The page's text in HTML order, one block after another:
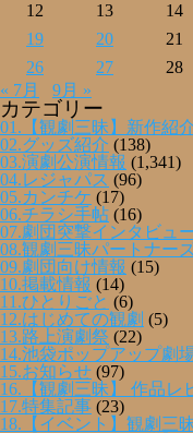
12
13 14
19
20 21
26
27 28
« 7月
9月 »
カテゴリー
01.【観劇三昧】新作紹
02.グッズ紹介 (138)
03.演劇公演情報 (1,341)
04.レジャパス (96)
05.カンチケ (17)
06.チラシ手帖 (16)
07.劇団突撃インタビュ
08.観劇三昧パートナー
09.劇団向け情報 (15)
10.掲載情報 (14)
11.ひとりごと (6)
12.はじめての観劇 (5)
13.路上演劇祭 (22)
14.池袋ポップアップ劇
15.お知らせ (97)
16.【観劇三昧】 作品レ
17.特集記事 (23)
18.【イベント】観劇三